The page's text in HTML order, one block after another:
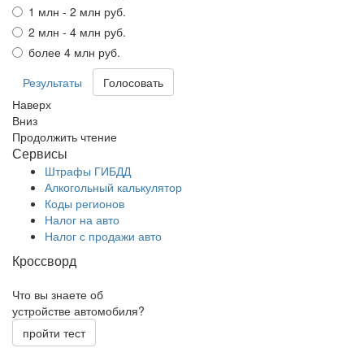
1 млн - 2 млн руб.
2 млн - 4 млн руб.
более 4 млн руб.
Результаты
Наверх
Вниз
Продолжить чтение
Сервисы
Штрафы ГИБДД
Алкогольный калькулятор
Коды регионов
Налог на авто
Налог с продажи авто
Кроссворд
Что вы знаете об
устройстве автомобиля?
пройти тест